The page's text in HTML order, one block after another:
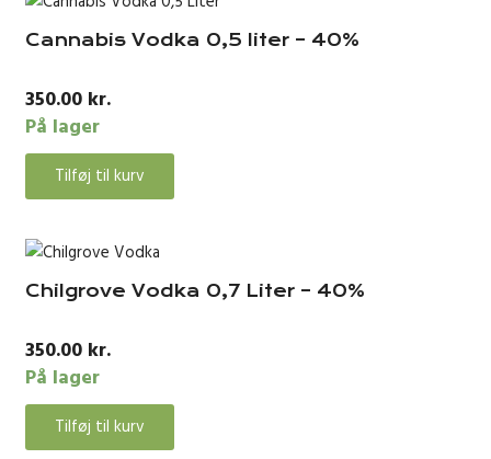
Cannabis Vodka 0,5 liter – 40%
350.00 kr.
På lager
Tilføj til kurv
Chilgrove Vodka 0,7 Liter – 40%
350.00 kr.
På lager
Tilføj til kurv